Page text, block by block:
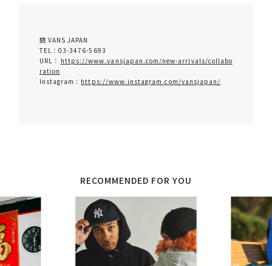
問 VANS JAPAN
TEL：03-3476-5693
URL： https://www.vansjapan.com/new-arrivals/collabo
ration
Instagram： https://www.instagram.com/vansjapan/
RECOMMENDED FOR YOU